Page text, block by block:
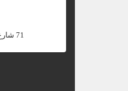
‎71 شارع محرم بك - محرم بك. الاسكندريه